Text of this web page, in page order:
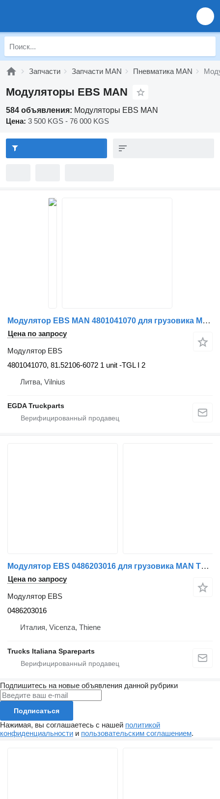
Запчасти Запчасти MAN Пневматика MAN
Модуляторы EBS MAN
584 объявления: Модуляторы EBS MAN
Цена: 3 500 KGS - 76 000 KGS
Модулятор EBS MAN 4801041070 для грузовика MAN TGM
Цена по запросу
Модулятор EBS
4801041070, 81.52106-6072 1 unit -TGL I 2
Литва, Vilnius
EGDA Truckparts
Модулятор EBS 0486203016 для грузовика MAN TG-A 2000>2007
Цена по запросу
Модулятор EBS
0486203016
Италия, Vicenza, Thiene
Trucks Italiana Spareparts
Подпишитесь на новые объявления данной рубрики
Подписаться
Нажимая, вы соглашаетесь с нашей политикой
конфиденциальности и пользовательским соглашением.